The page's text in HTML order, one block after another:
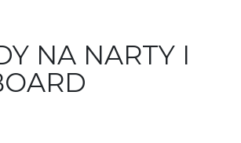
NA NARTY I